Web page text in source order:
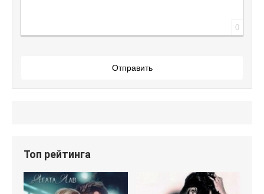
0
Отправить
Топ рейтинга